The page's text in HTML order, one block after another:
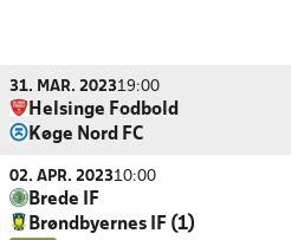
31. MAR. 202319:00
Helsinge Fodbold
Køge Nord FC
02. APR. 202310:00
Brede IF
Brøndbyernes IF (1)